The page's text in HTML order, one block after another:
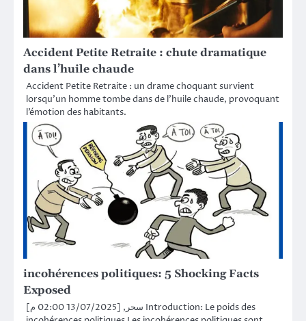
Accident Petite Retraite : chute dramatique
dans l’huile chaude
Accident Petite Retraite : un drame choquant survient
lorsqu’un homme tombe dans de l’huile chaude, provoquant
l’émotion des habitants.
incohérences politiques: 5 Shocking Facts
Exposed
سحر, [13/07/2025 02:00 م] Introduction: Le poids des